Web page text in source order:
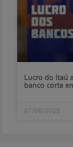
Lucro do Itaú
banco corta
07/08/2026